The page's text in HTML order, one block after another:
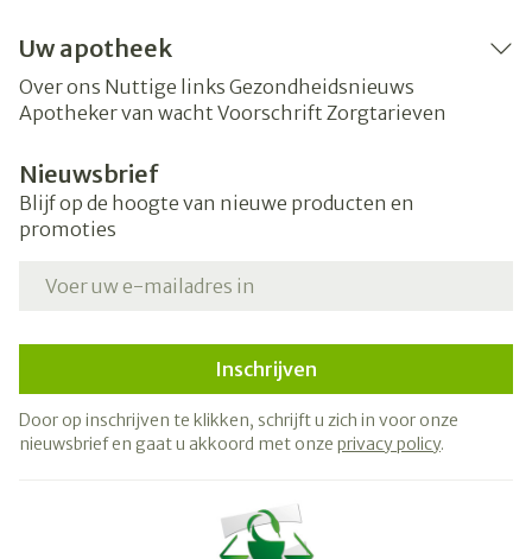
Uw apotheek
Over ons Nuttige links Gezondheidsnieuws
Apotheker van wacht Voorschrift Zorgtarieven
Nieuwsbrief
Blijf op de hoogte van nieuwe producten en
promoties
Inschrijven
Door op inschrijven te klikken, schrijft u zich in voor onze
nieuwsbrief en gaat u akkoord met onze privacy policy.